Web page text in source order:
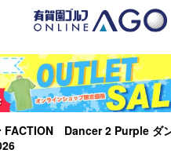
FACTION Dancer 2 Purple ダ